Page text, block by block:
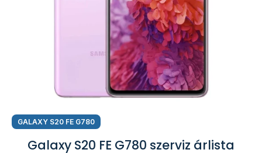
GALAXY S20 FE G780
Galaxy S20 FE G780 szerviz árlista